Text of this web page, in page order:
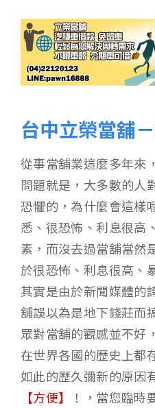
台中立榮當舖
從事當舖業這麼多年來
問題就是，大多數的人
恐懼的，為什麼會這樣
悉、很恐怖、利息很高
素，而沒去過當舖當然
於很恐怖、利息很高、
其實是由於新聞媒體的
舖誤以為是地下錢莊而
眾對當舖的觀感並不好
在世界各國的歷史上都
如此的歷久彌新的原因
【方便】
！，當您臨時